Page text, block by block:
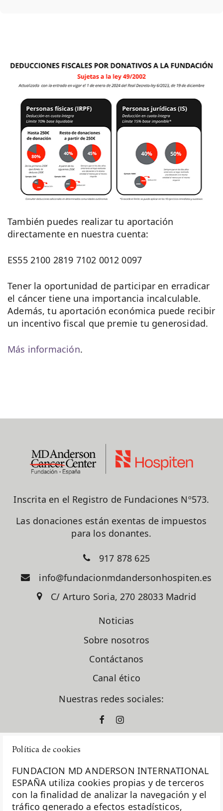
Política de cookies
FUNDACION MD ANDERSON INTERNATIONAL
ESPAÑA utiliza cookies propias y de terceros
con la finalidad de analizar la navegación y el
tráfico generado a efectos estadísticos,
También puedes realizar tu aportación
directamente en nuestra cuenta:
ES55 2100 2819 7102 0012 0097
Tener la oportunidad de participar en erradicar
el cáncer tiene una importancia incalculable.
Además, tu aportación económica puede recibir
un incentivo fiscal que premie tu generosidad.
Más información.
Inscrita en el Registro de Fundaciones Nº573.
Las donaciones están exentas de impuestos
para los donantes.
917 878 625
info@fundacionmdandersonhospiten.es
C/ Arturo Soria, 270 28033 Madrid
Noticias
Sobre nosotros
Contáctanos
Canal ético
Nuestras redes sociales:
La Fundación MD Anderson España - Hospiten es
miembro de laAsociación Española de Fundaciones